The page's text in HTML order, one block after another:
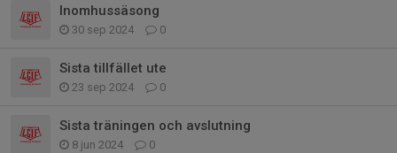
Inomhussäsong
30 sep 2024 0
Sista tillfället ute
23 sep 2024 0
Sista träningen och avslutning
8 jun 2024 0